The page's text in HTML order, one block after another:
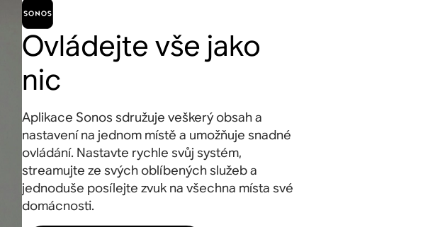
Ovládejte vše jako
nic
Aplikace Sonos sdružuje veškerý obsah a
nastavení na jednom místě a umožňuje snadné
ovládání. Nastavte rychle svůj systém,
streamujte ze svých oblíbených služeb a
jednoduše posílejte zvuk na všechna místa své
domácnosti.